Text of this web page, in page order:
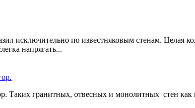
исключительно по известняковым стенам.
напрягать...
Таких гранитных, отвесных и монолитных стен как